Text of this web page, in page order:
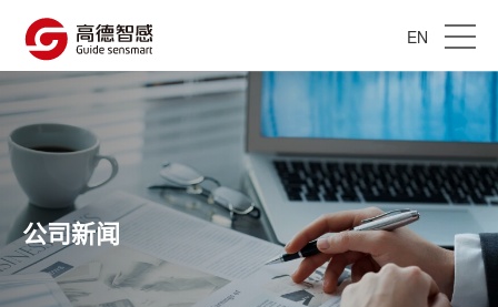
EN
公司新闻